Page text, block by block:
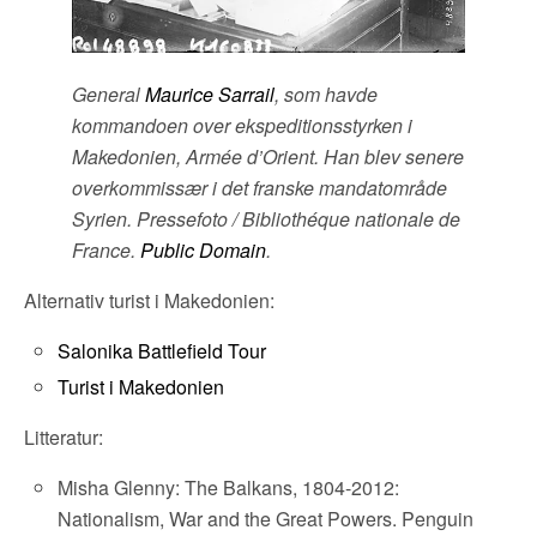
GeneralMaurice Sarrail, som havde
kommandoen over ekspeditionsstyrken i
Makedonien, Armée d’Orient. Han blev senere
overkommissær i det franske mandatområde
Syrien. Pressefoto / Bibliothéque nationale de
France. Public Domain.
Alternativ turist i Makedonien:
Salonika Battlefield Tour
Turist i Makedonien
Litteratur:
Misha Glenny: The Balkans, 1804-2012:
Nationalism, War and the Great Powers. Penguin